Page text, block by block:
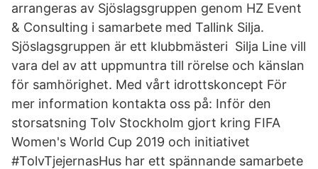
arrangeras av Sjöslagsgruppen genom HZ Event
& Consulting i samarbete med Tallink Silja.
Sjöslagsgruppen är ett klubbmästeri Silja Line vill
vara del av att uppmuntra till rörelse och känslan
för samhörighet. Med vårt idrottskoncept För
mer information kontakta oss på: Inför den
storsatsning Tolv Stockholm gjort kring FIFA
Women's World Cup 2019 och initiativet
#TolvTjejernasHus har ett spännande samarbete